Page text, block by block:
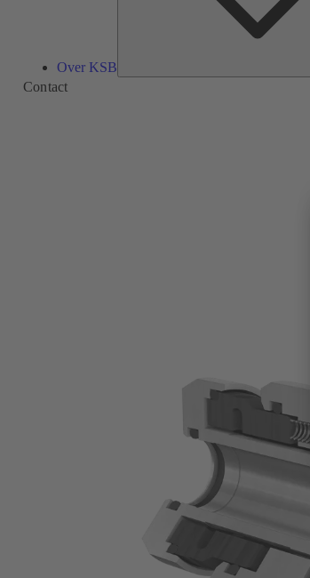
Over KSB
Contact